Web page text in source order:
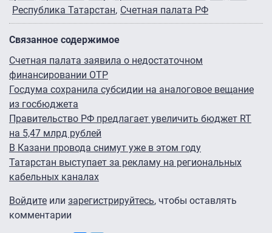
Республика Татарстан Счетная палата РФ
Связанное содержимое
Счетная палата заявила о недостаточном
финансировании ОТР
Госдума сохранила субсидии на аналоговое вещание
из госбюджета
Правительство РФ предлагает увеличить бюджет RT
на 5,47 млрд рублей
В Казани провода снимут уже в этом году
Татарстан выступает за рекламу на региональных
кабельных каналах
Войдите или зарегистрируйтесь, чтобы оставлять
комментарии